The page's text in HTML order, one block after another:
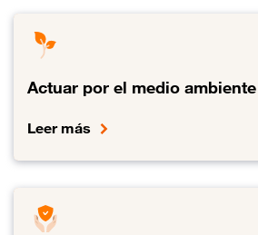
Actuar por el medio ambiente
Leer más